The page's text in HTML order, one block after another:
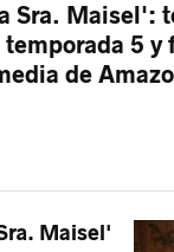
Sra. Maisel':
5 y
de
Maisel'